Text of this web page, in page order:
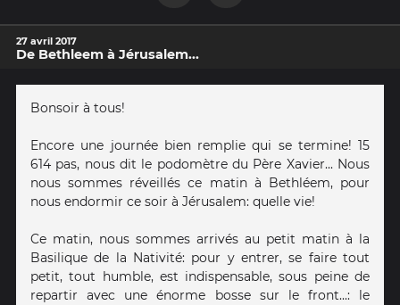
27 avril 2017
De Bethleem à Jérusalem...
Bonsoir à tous!
Encore une journée bien remplie qui se termine! 15
614 pas, nous dit le podomètre du Père Xavier... Nous
nous sommes réveillés ce matin à Bethléem, pour
nous endormir ce soir à Jérusalem: quelle vie!
Ce matin, nous sommes arrivés au petit matin à la
Basilique de la Nativité: pour y entrer, se faire tout
petit, tout humble, est indispensable, sous peine de
repartir avec une énorme bosse sur le front...: le